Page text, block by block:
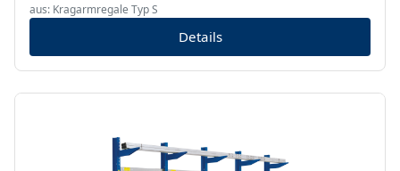
aus: Kragarmregale Typ S
Details